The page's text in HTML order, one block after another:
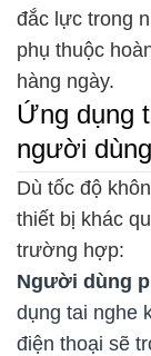
đắc lực trong
phụ thuộc
hàng ngày.
Ứng dụng
người dùng
Dù tốc độ
thiết bị khác
trường hợp:
Người dùng
dụng tai nghe
điện thoại sẽ